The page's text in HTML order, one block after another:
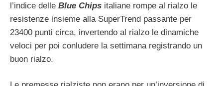
l’indice delle Blue Chips italiane rompe al rialzo le
resistenze insieme alla SuperTrend passante per
23400 punti circa, invertendo al rialzo le dinamiche
veloci per poi conludere la settimana registrando un
buon rialzo.